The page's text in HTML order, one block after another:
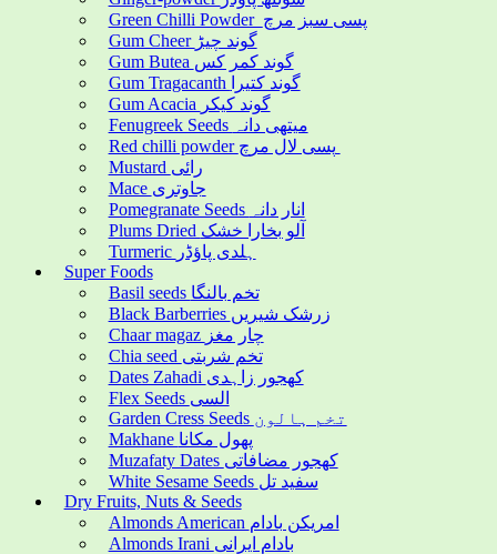
Green Chilli Powder پسی سبز مرچ
Gum Cheer گوند چیڑ
Gum Butea گوند کمر کس
Gum Tragacanth گوند کتیرا
Gum Acacia گوند کیکر
Fenugreek Seeds میتھی دانہ
Mustard رائی
Mace جاوتری
Pomegranate Seeds انار دانہ
Plums Dried آلو بخارا خشک
Turmeric ہلدی پاؤڈر
Super Foods
Basil seeds تخم بالنگا
Black Barberries زرشک شیریں
Chaar magaz چار مغز
Chia seed تخم شربتی
Dates Zahadi کھجور زاہدی
Flex Seeds السی
Garden Cress Seeds تخم ہالون
Makhane پھول مکانا
Muzafaty Dates کھجور مضافاتی
White Sesame Seeds سفید تل
Dry Fruits, Nuts & Seeds
Almonds American امریکن بادام
Almonds Irani بادام ایرانی